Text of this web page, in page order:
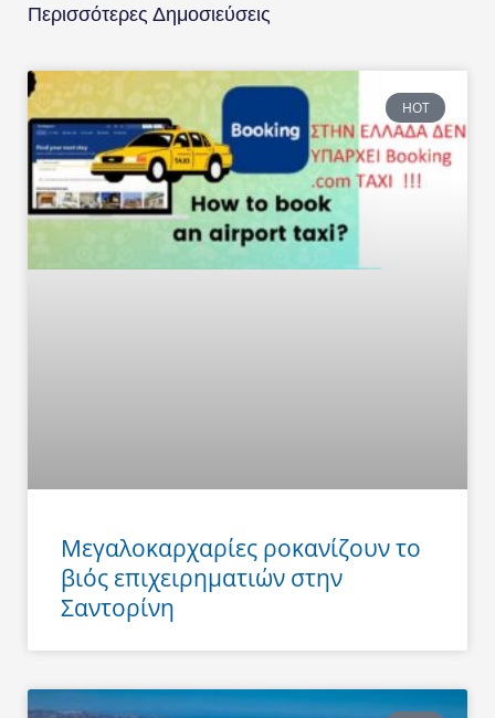
Περισσότερες Δημοσιεύσεις
HOT
Μεγαλοκαρχαρίες ροκανίζουν το
βιός επιχειρηματιών στην
Σαντορίνη